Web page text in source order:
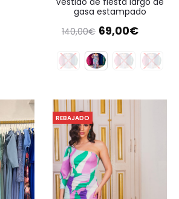
gasa estampado
140,00€ El
original
era:
69,00€El
actual
es:
REBAJADO